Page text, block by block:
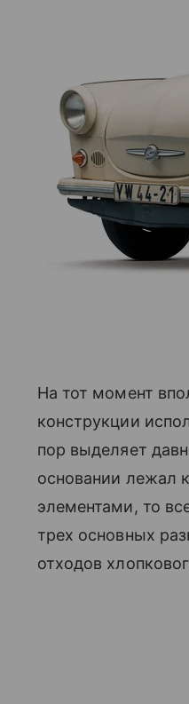
На тот момент
конструкции
пор выделяет
основании лежал
элементами, то
трех основных
отходов